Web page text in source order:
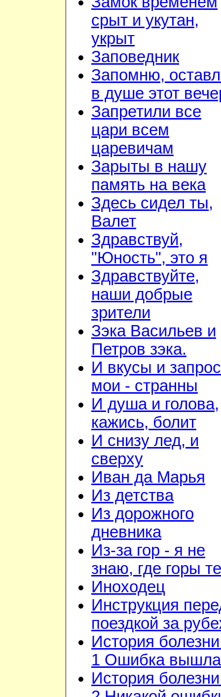
срыт и укутан,
укрыт
Заповедник
Запомню,
в душе этот
Запретили все
цари всем
царевичам
Зарыты в нашу
память на века
Здесь сидел ты,
Валет
Здравствуй,
"Юность", это я
Здравствуйте,
наши добрые
зрители
Зэка Васильев и
Петров зэка.
И вкусы и
мои - странны
И душа и голова,
кажись, болит
И снизу лед, и
сверху
Иван да Марья
Из детства
Из дорожного
дневника
Из-за гор - я не
знаю, где горы те
Иноходец
Инструкция
поездкой за
История
1 Ошибка вышла
История